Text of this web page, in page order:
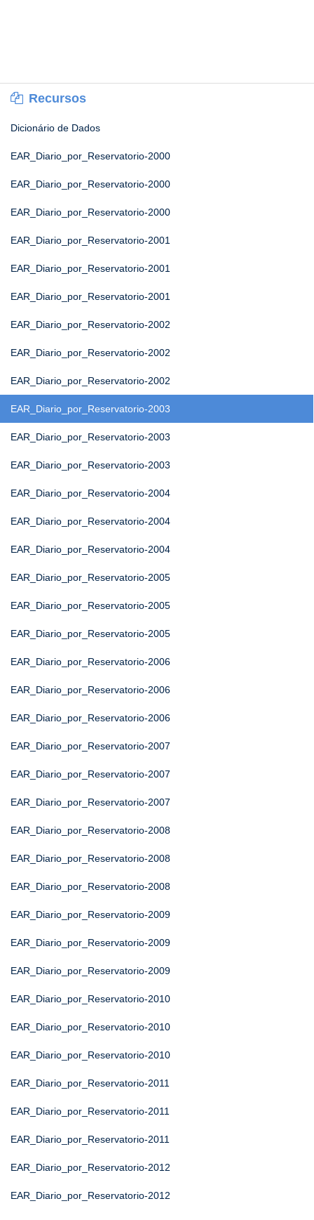
Recursos
Dicionário de Dados
EAR_Diario_por_Reservatorio-2000
EAR_Diario_por_Reservatorio-2000
EAR_Diario_por_Reservatorio-2000
EAR_Diario_por_Reservatorio-2001
EAR_Diario_por_Reservatorio-2001
EAR_Diario_por_Reservatorio-2001
EAR_Diario_por_Reservatorio-2002
EAR_Diario_por_Reservatorio-2002
EAR_Diario_por_Reservatorio-2002
EAR_Diario_por_Reservatorio-2003
EAR_Diario_por_Reservatorio-2003
EAR_Diario_por_Reservatorio-2003
EAR_Diario_por_Reservatorio-2004
EAR_Diario_por_Reservatorio-2004
EAR_Diario_por_Reservatorio-2004
EAR_Diario_por_Reservatorio-2005
EAR_Diario_por_Reservatorio-2005
EAR_Diario_por_Reservatorio-2005
EAR_Diario_por_Reservatorio-2006
EAR_Diario_por_Reservatorio-2006
EAR_Diario_por_Reservatorio-2006
EAR_Diario_por_Reservatorio-2007
EAR_Diario_por_Reservatorio-2007
EAR_Diario_por_Reservatorio-2007
EAR_Diario_por_Reservatorio-2008
EAR_Diario_por_Reservatorio-2008
EAR_Diario_por_Reservatorio-2008
EAR_Diario_por_Reservatorio-2009
EAR_Diario_por_Reservatorio-2009
EAR_Diario_por_Reservatorio-2009
EAR_Diario_por_Reservatorio-2010
EAR_Diario_por_Reservatorio-2010
EAR_Diario_por_Reservatorio-2010
EAR_Diario_por_Reservatorio-2011
EAR_Diario_por_Reservatorio-2011
EAR_Diario_por_Reservatorio-2011
EAR_Diario_por_Reservatorio-2012
EAR_Diario_por_Reservatorio-2012